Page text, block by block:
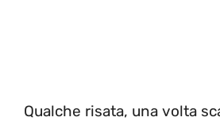
Qualche risata, una volta